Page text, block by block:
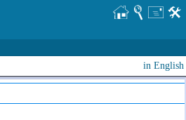
in English